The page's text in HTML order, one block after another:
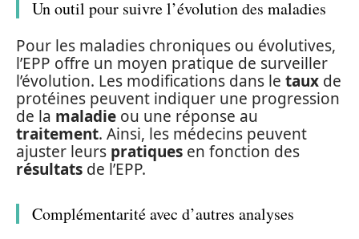
Un outil pour suivre l’évolution des maladies
Pour les maladies chroniques ou évolutives,
l’EPP offre un moyen pratique de surveiller
l’évolution. Les modifications dans le taux de
protéines peuvent indiquer une progression
de la maladie ou une réponse au
traitement. Ainsi, les médecins peuvent
ajuster leurs pratiques en fonction des
résultats de l’EPP.
Complémentarité avec d’autres analyses